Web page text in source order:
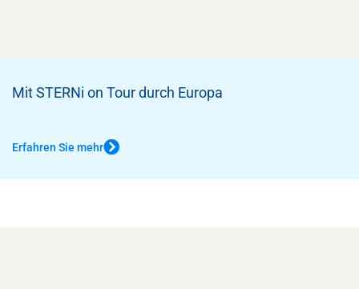
Mit STERNi on Tour durch Europa
Erfahren Sie mehr